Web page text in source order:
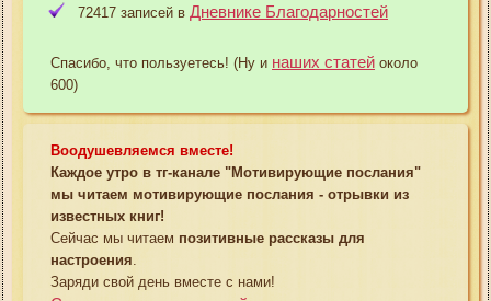
72417 записей в Дневнике Благодарностей
Спасибо, что пользуетесь! (Ну и наших статей около
600)
Воодушевляемся вместе!
Каждое утро в тг-канале "Мотивирующие послания"
мы читаем мотивирующие послания - отрывки из
известных книг!
Сейчас мы читаем позитивные рассказы для
настроения
Заряди свой день вместе с нами!